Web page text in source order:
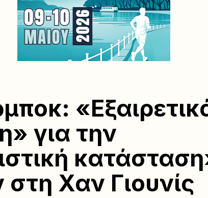
για την
Χαν Γιουνίς